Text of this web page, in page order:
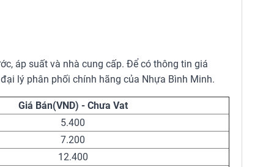
áp suất và nhà cung cấp. Để có thông tin giá
lý phân phối chính hãng của Nhựa Bình Minh.
Giá Bán(VND) - Chưa Vat
5.400
7.200
12.400